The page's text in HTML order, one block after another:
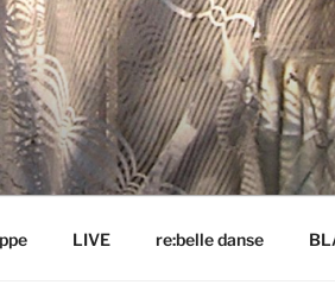
LIVE re:belle danse